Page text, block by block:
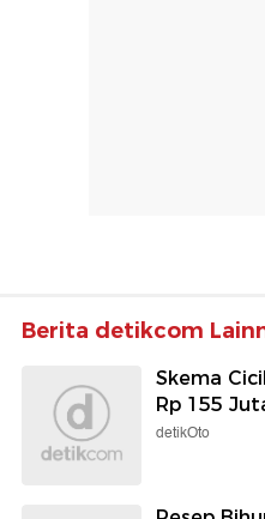
Berita detikcom
Skema
Rp 155
detikOto